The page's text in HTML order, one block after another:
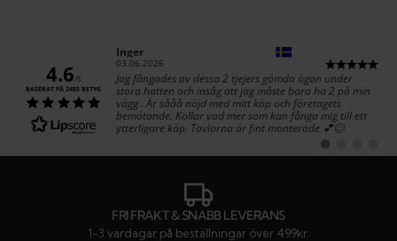
4.6/5
BASERAT PÅ 2485 BETYG
Författare:
Inger
Datum:
03.06.2026
Text:
Jag fångades av dessa 2 tjejers gömda ögon under
stora hatten och insåg att jag måste bara ha 2 på min
vägg . Är sååå nöjd med mitt köp och företagets
bemötande. Kollar vad mer som kan fånga mig till ett
ytterligare köp. Tavlorna är fint monterade 💕😊
Byt
till till till till
FRI FRAKT & SNABB LEVERANS
1-3 vardagar på beställningar över 499kr.